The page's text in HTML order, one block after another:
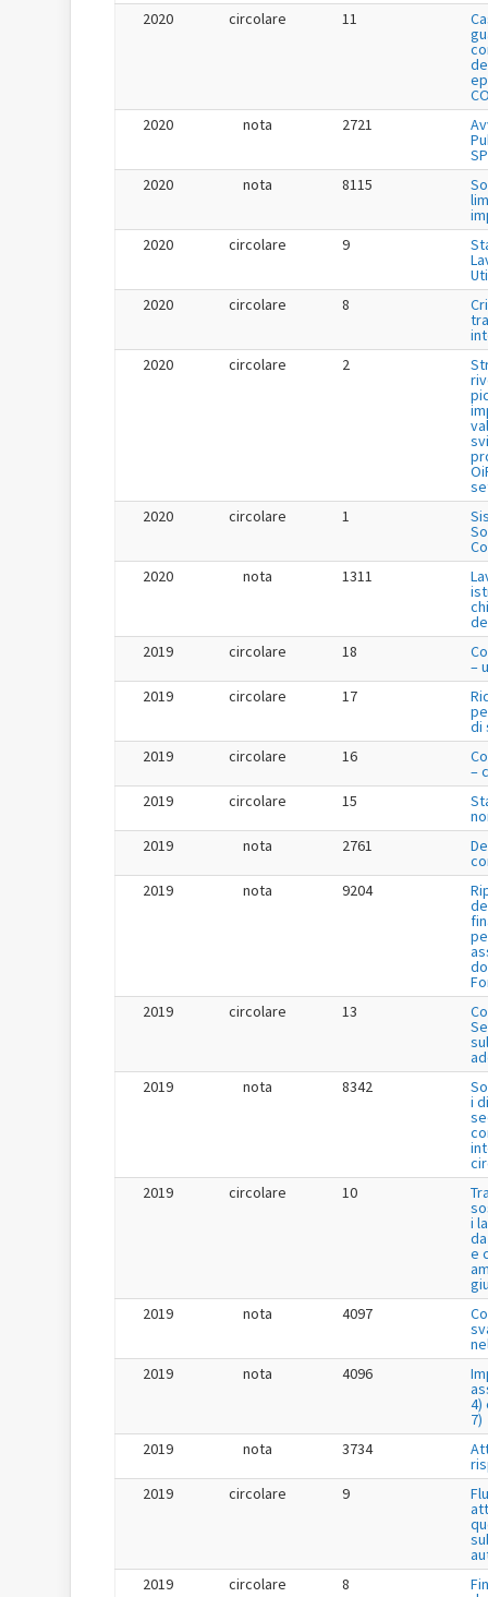
2020
circolare 11
2020
nota 2721
2020
nota 8115
2020
circolare 9
2020
circolare 8
2020
circolare 2
2020
circolare 1
2020
nota 1311
2019
circolare 18
–
2019
circolare 17
di
2019
circolare 16
–
2019
circolare 15
2019
nota 2761
2019
nota 9204
2019
circolare 13
2019
nota 8342
i
2019
circolare 10
i
e
2019
nota 4097
2019
nota 4096
4)
7)
2019
nota 3734
2019
circolare 9
2019
circolare 8